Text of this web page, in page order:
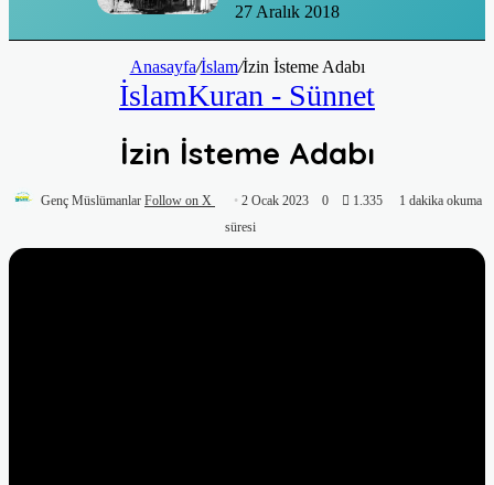
27 Aralık 2018
Anasayfa/İslam/İzin İsteme Adabı
İslamKuran - Sünnet
İzin İsteme Adabı
Genç Müslümanlar Follow on X 2 Ocak 2023 0 1.335
1 dakika okuma
süresi